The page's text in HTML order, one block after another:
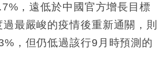
元
守6.5萬點後回穩 全周仍升近2%
，遠低於中國官方增長目標
最嚴峻的疫情後重新通關，則
，但仍低過該行9月時預測的